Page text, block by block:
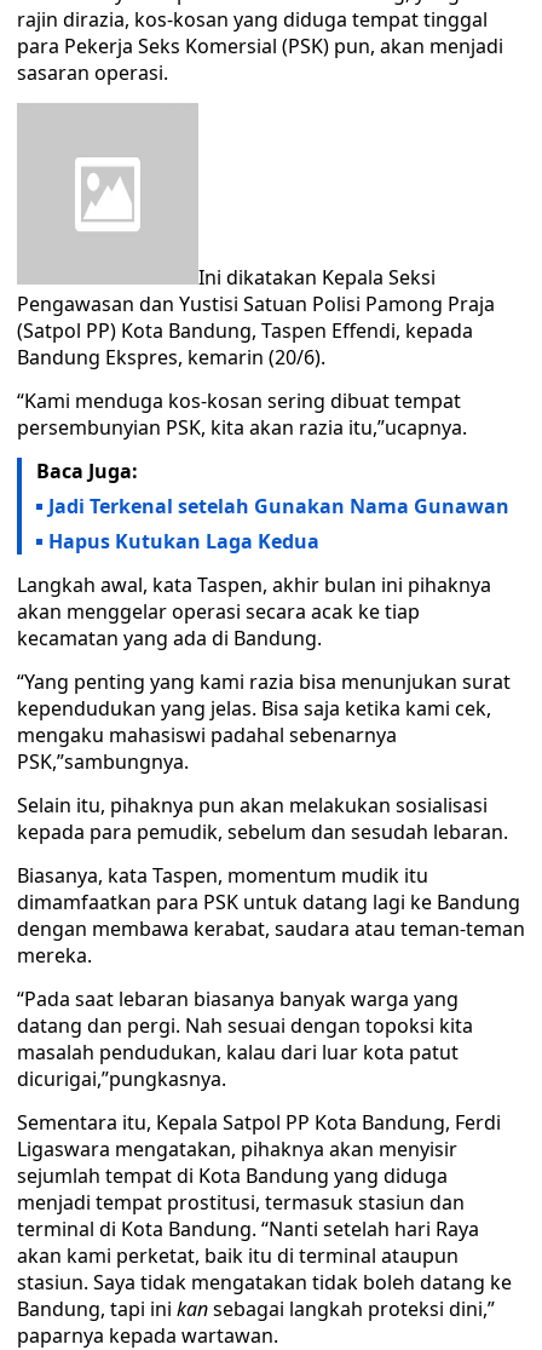
rajin dirazia, kos-kosan yang diduga tempat tinggal
para Pekerja Seks Komersial (PSK) pun, akan menjadi
sasaran operasi.
Ini dikatakan Kepala Seksi
Pengawasan dan Yustisi Satuan Polisi Pamong Praja
(Satpol PP) Kota Bandung, Taspen Effendi, kepada
Bandung Ekspres, kemarin (20/6).
“Kami menduga kos-kosan sering dibuat tempat
persembunyian PSK, kita akan razia itu,”ucapnya.
Baca Juga:
Jadi Terkenal setelah Gunakan Nama Gunawan
Hapus Kutukan Laga Kedua
Langkah awal, kata Taspen, akhir bulan ini pihaknya
akan menggelar operasi secara acak ke tiap
kecamatan yang ada di Bandung.
“Yang penting yang kami razia bisa menunjukan surat
kependudukan yang jelas. Bisa saja ketika kami cek,
mengaku mahasiswi padahal sebenarnya
PSK,”sambungnya.
Selain itu, pihaknya pun akan melakukan sosialisasi
kepada para pemudik, sebelum dan sesudah lebaran.
Biasanya, kata Taspen, momentum mudik itu
dimamfaatkan para PSK untuk datang lagi ke Bandung
dengan membawa kerabat, saudara atau teman-teman
mereka.
“Pada saat lebaran biasanya banyak warga yang
datang dan pergi. Nah sesuai dengan topoksi kita
masalah pendudukan, kalau dari luar kota patut
dicurigai,”pungkasnya.
Sementara itu, Kepala Satpol PP Kota Bandung, Ferdi
Ligaswara mengatakan, pihaknya akan menyisir
sejumlah tempat di Kota Bandung yang diduga
menjadi tempat prostitusi, termasuk stasiun dan
terminal di Kota Bandung. “Nanti setelah hari Raya
akan kami perketat, baik itu di terminal ataupun
stasiun. Saya tidak mengatakan tidak boleh datang ke
Bandung, tapi ini kansebagai langkah proteksi dini,”
paparnya kepada wartawan.